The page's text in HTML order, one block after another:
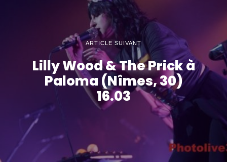
ARTICLE SUIVANT
Lilly Wood & The Prick à
Paloma (Nîmes, 30)
16.03